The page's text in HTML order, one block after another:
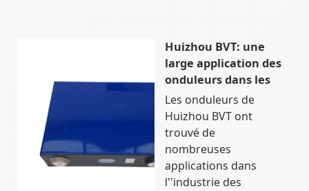
Huizhou BVT: une
large application des
onduleurs dans les
Les onduleurs de
Huizhou BVT ont
trouvé de
nombreuses
applications dans
l''industrie des